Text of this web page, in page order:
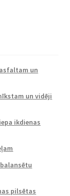
un
un vidēji
ikdienas
pilsētas